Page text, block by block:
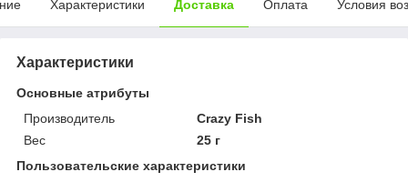
Характеристики Доставка Оплата Условия
Характеристики
Основные атрибуты
Производитель
Crazy Fish
Вес
25 г
Пользовательские характеристики